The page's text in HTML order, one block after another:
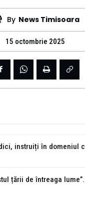
By News Timisoara
15 octombrie 2025